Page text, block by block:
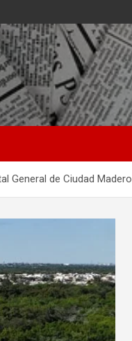
General de Ciudad Madero